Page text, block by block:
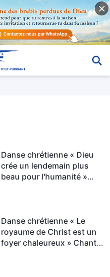
Danse chrétienne « Dieu
crée un lendemain plus
beau pour l'humanité »
Danse chrétienne « Le
royaume de Christ est un
foyer chaleureux » Chant